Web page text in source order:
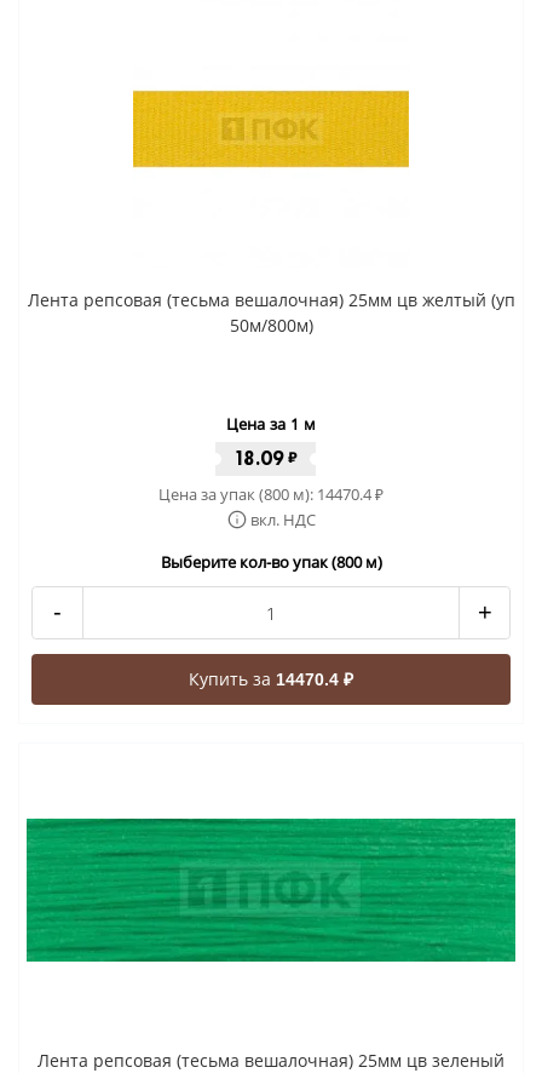
Лента репсовая (тесьма вешалочная) 25мм цв желтый (уп
50м/800м)
Цена за 1 м
18.09 ₽
Цена за упак (800 м): 14470.4₽
вкл. НДС
Выберите кол-во упак (800 м)
- +
Купить за 14470.4 ₽
Лента репсовая (тесьма вешалочная) 25мм цв зеленый